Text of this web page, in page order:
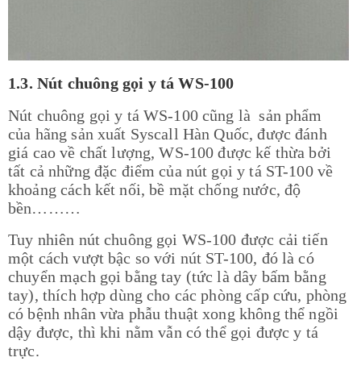
1.3. Nút chuông gọi y tá WS-100
Nút chuông gọi y tá WS-100 cũng là sản phẩm
của hãng sản xuất Syscall Hàn Quốc, được đánh
giá cao về chất lượng, WS-100 được kế thừa bởi
tất cả những đặc điểm của nút gọi y tá ST-100 về
khoảng cách kết nối, bề mặt chống nước, độ
bền………
Tuy nhiên nút chuông gọi WS-100 được cải tiến
một cách vượt bậc so với nút ST-100, đó là có
chuyển mạch gọi bằng tay (tức là dây bấm bằng
tay), thích hợp dùng cho các phòng cấp cứu, phòng
có bệnh nhân vừa phẫu thuật xong không thể ngồi
dậy được, thì khi nằm vẫn có thể gọi được y tá
trực.